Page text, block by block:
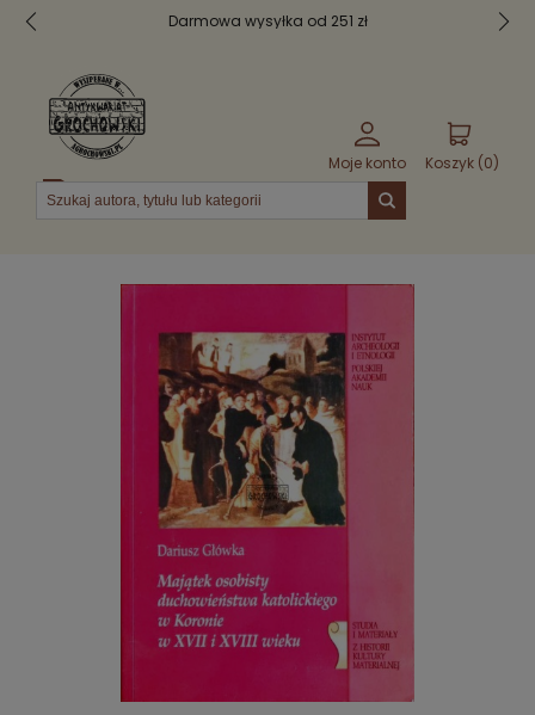
Darmowa wysyłka od 251 zł
Moje konto Koszyk (0)
Menu